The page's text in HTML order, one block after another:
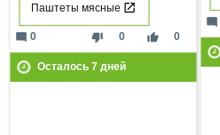
mode_comment
Паштеты мясные
thumb_down 0 thumb_up 0
mode_comment 0
Осталось 7дней